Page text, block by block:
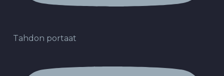
Tahdon portaat